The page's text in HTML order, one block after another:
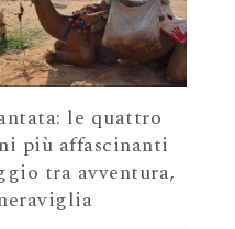
le quattro
più affascinanti
tra avventura,